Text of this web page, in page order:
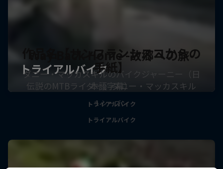
Way Back Home -故郷への旅-
ダニー・マッカスキルのバイクジャーニー（日
本語字幕）
トライアルバイク
作品名【サンフランシスコからの
手紙】
伝説のMTBライダー、ダニー・マッカスキル
1 シーズン
トライアルバイク